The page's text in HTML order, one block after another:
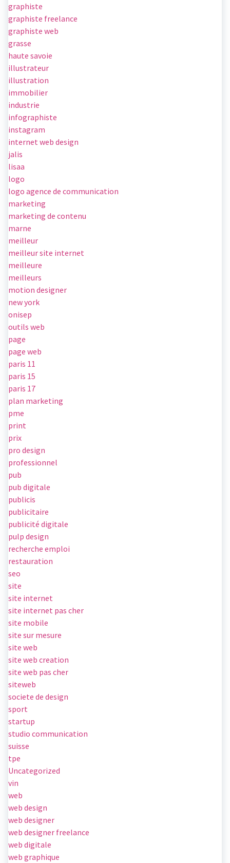
graphiste
graphiste freelance
graphiste web
grasse
haute savoie
illustrateur
illustration
immobilier
industrie
infographiste
instagram
internet web design
jalis
lisaa
logo
logo agence de communication
marketing
marketing de contenu
marne
meilleur
meilleur site internet
meilleure
meilleurs
motion designer
new york
onisep
outils web
page
page web
paris 11
paris 15
paris 17
plan marketing
pme
print
prix
pro design
professionnel
pub
pub digitale
publicis
publicitaire
publicité digitale
pulp design
recherche emploi
restauration
seo
site
site internet
site internet pas cher
site mobile
site sur mesure
site web
site web creation
site web pas cher
siteweb
societe de design
sport
startup
studio communication
suisse
tpe
Uncategorized
vin
web
web design
web designer
web designer freelance
web digitale
web graphique